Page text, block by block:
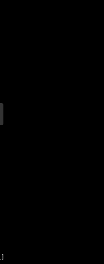
]